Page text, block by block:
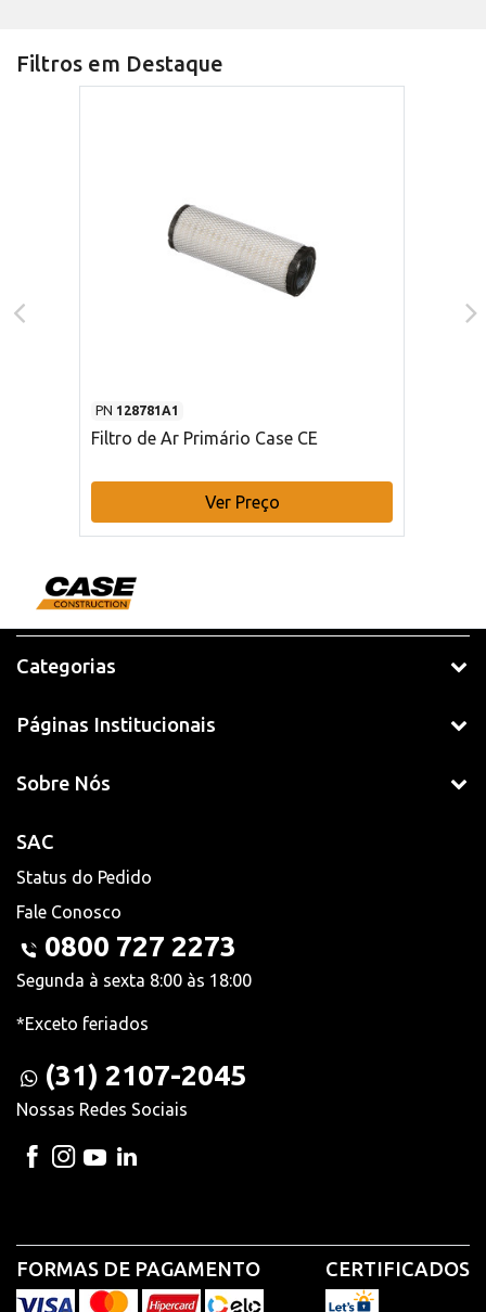
Filtros em Destaque
PN 128781A1
Filtro de Ar Primário Case CE
Ver Preço
Categorias
Páginas Institucionais
Sobre Nós
SAC
Status do Pedido
Fale Conosco
0800 727 2273
Segunda à sexta 8:00 às 18:00
*Exceto feriados
(31) 2107-2045
Nossas Redes Sociais
FORMAS DE PAGAMENTO CERTIFICADOS